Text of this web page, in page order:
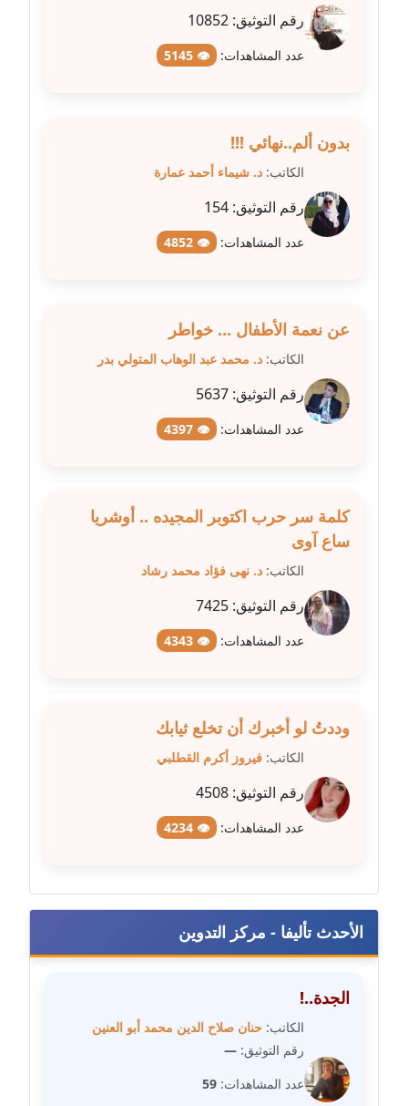
مدونة غازي جابر
عاملة
موقوف
مدونة فاطمة حجازي
مدونة فيرا زولوتاريفا
مدونة فيروز القطلبي
مدونة كنوز صلاح
موقوف
مدونة كيندا فائز
عاملة
مدونة مارية محمد
عاملة
مدونة مبارك عابد
مدونة محمد ابو النور
عاملة
مدونة محمد التجاني
عاملة
عاملة
رقم التوثيق: 10852
عدد المشاهدات: 👁 5145
بدون ألم..نهائي !!!
الكاتب: د. شيماء أحمد عمارة
رقم التوثيق: 154
عدد المشاهدات: 👁 4852
عن نعمة الأطفال ... خواطر
الكاتب: د. محمد عبد الوهاب المتولي بدر
رقم التوثيق: 5637
عدد المشاهدات: 👁 4397
كلمة سر حرب اكتوبر المجيده .. أوشريا
ساع آوى
الكاتب: د. نهى فؤاد محمد رشاد
رقم التوثيق: 7425
عدد المشاهدات: 👁 4343
وددتُ لو أخبرك أن تخلع ثيابك
الكاتب: فيروز أكرم القطلبي
رقم التوثيق: 4508
عدد المشاهدات: 👁 4234
الأحدث تأليفا - مركز التدوين
الجدة..!
الكاتب: حنان صلاح الدين محمد أبو العنين
رقم التوثيق: —
عدد المشاهدات: 59